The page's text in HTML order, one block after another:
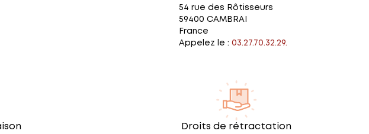
54 rue des Rôtisseurs
59400 CAMBRAI
France
Appelez le : 03.27.70.32.29.
Droits de rétractation